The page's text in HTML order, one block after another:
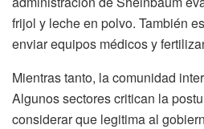
frijol y leche en polvo. También
enviar equipos médicos y
Mientras tanto, la comunidad
Algunos sectores critican la
considerar que legitima al